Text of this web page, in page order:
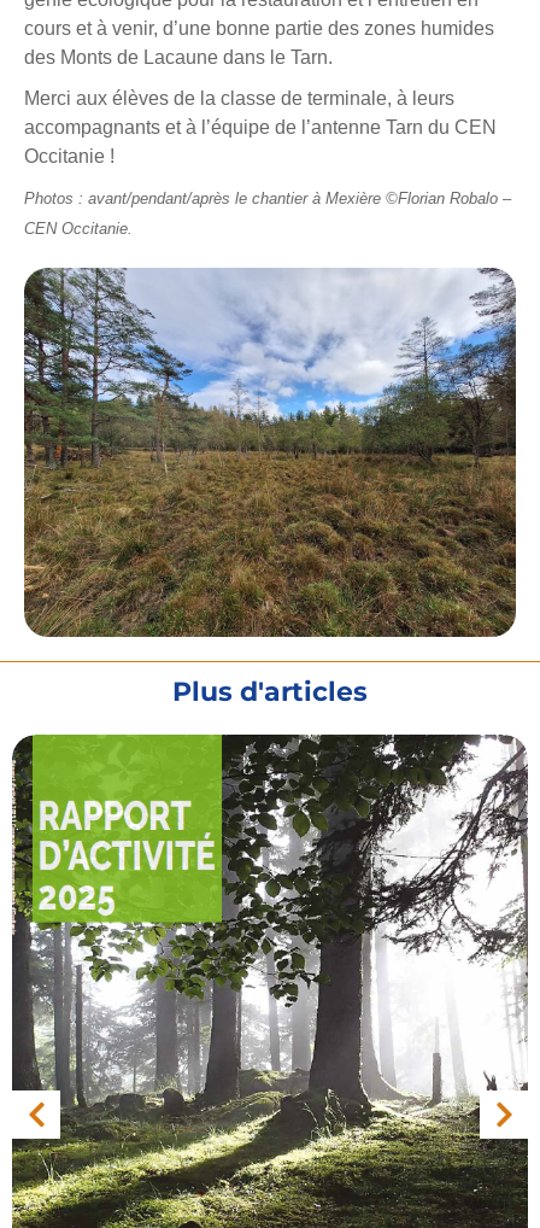
cours et à venir, d’une bonne partie des zones humides
des Monts de Lacaune dans le Tarn.
Merci aux élèves de la classe de terminale, à leurs
accompagnants et à l’équipe de l’antenne Tarn du CEN
Occitanie !
Photos : avant/pendant/après le chantier à Mexière ©Florian Robalo –
CEN Occitanie.
Plus d'articles